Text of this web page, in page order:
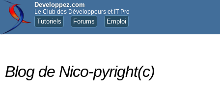
Developpez.com
Le Club des Développeurs et IT Pro
Tutoriels Forums Emploi
Blog de Nico-pyright(c)